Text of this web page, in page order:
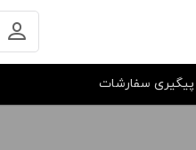
پیگیری سفارشات